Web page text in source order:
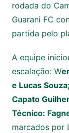
rodada do
Guarani FC
partida pelo
A equipe
escalação: W
e Lucas
Capato
Técnico:
marcados por